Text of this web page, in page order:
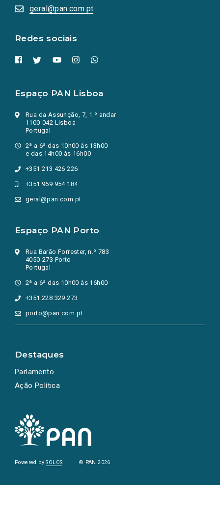
geral@pan.com.pt
Redes sociais
numa
nova
Espaço PAN Lisboa
Rua da Assunção, 7, 1.º andar
1100-042 Lisboa
Portugal
2ª a 6ª das 10h00 às 13h00
e das 14h00 às 16h00
+351 213 426 226
+351 969 954 184
geral@pan.com.pt
Espaço PAN Porto
Rua Barão Forrester, n.º 783
4050-273 Porto
Portugal
2ª a 6ª das 10h00 às 16h00
+351 228 329 273
porto@pan.com.pt
Destaques
Parlamento
Ação Política
Powered bySOLOS © PAN 2026